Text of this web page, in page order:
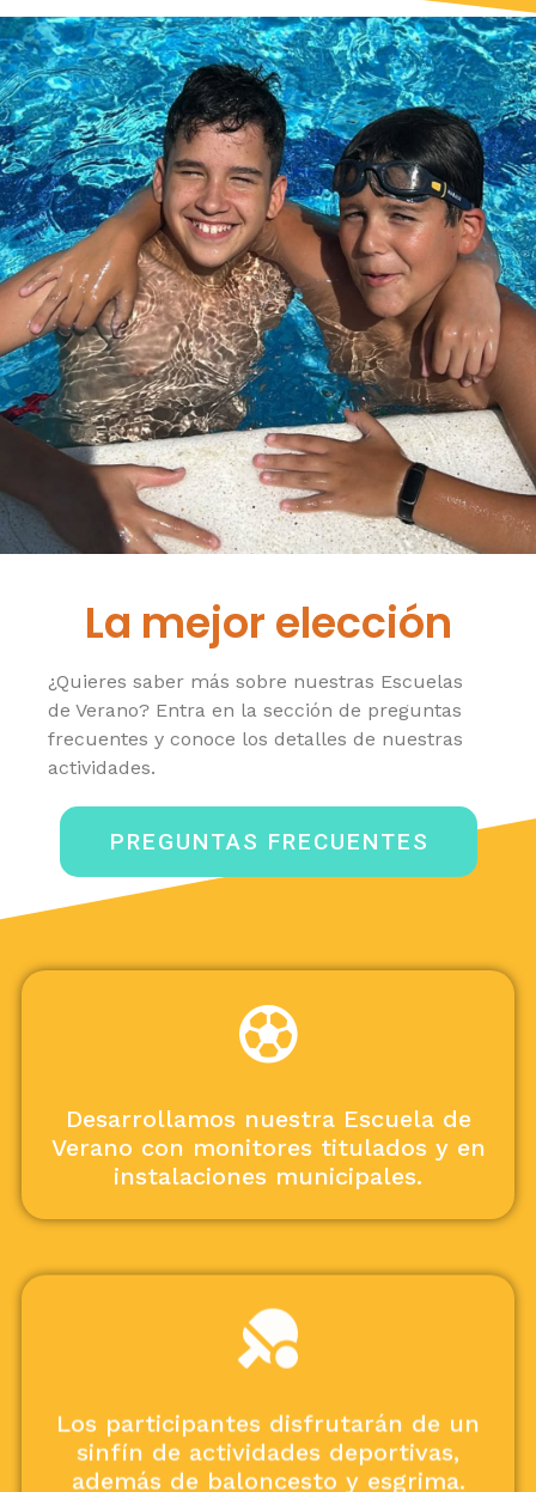
La mejor elección
¿Quieres saber más sobre nuestras Escuelas
de Verano? Entra en la sección de preguntas
frecuentes y conoce los detalles de nuestras
actividades.
PREGUNTAS FRECUENTES
Desarrollamos nuestra Escuela de
Verano con monitores titulados y en
instalaciones municipales.
Los participantes disfrutarán de un
sinfín de actividades deportivas,
además de baloncesto y esgrima.